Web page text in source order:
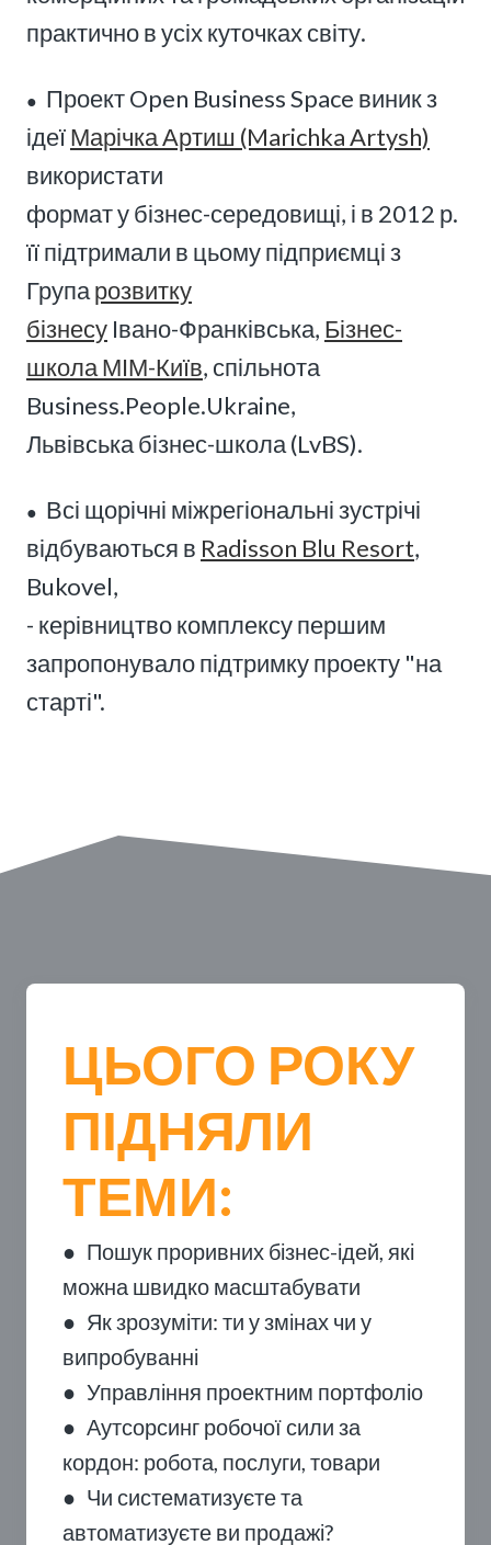
практично в усіх куточках світу.
● Проект Open Business Space виник з
ідеїМарічка Артиш (Marichka Artysh)
використати
формат у бізнес-середовищі, і в 2012 р.
її підтримали в цьому підприємці з
Групарозвитку
бізнесу Івано-Франківська, Бізнес-
школа МІМ-Київ, спільнота
Business.People.Ukraine,
Львівська бізнес-школа (LvBS).
● Всі щорічні міжрегіональні зустрічі
відбуваються в Radisson Blu Resort,
Bukovel,
- керівництво комплексу першим
запропонувало підтримку проекту "на
старті".
ЦЬОГО РОКУ
ПІДНЯЛИ
ТЕМИ:
● Пошук проривних бізнес-ідей, які
можна швидко масштабувати
● Як зрозуміти: ти у змінах чи у
випробуванні
● Управління проектним портфоліо
● Аутсорсинг робочої сили за
кордон: робота, послуги, товари
● Чи систематизуєте та
автоматизуєте ви продажі?